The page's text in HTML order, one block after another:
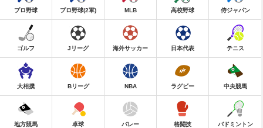
プロ野球 プロ野球(2軍) MLB 高校野球 侍ジャパン
ゴルフ Jリーグ 海外サッカー 日本代表 テニス
大相撲 Bリーグ NBA ラグビー 中央競馬
地方競馬 卓球 バレー 格闘技 バドミントン